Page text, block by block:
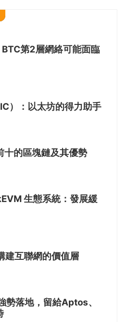
第2層網絡可能面臨
）：以太坊的得力助手
的區塊鏈及其優勢
生態系統：發展緩
建互聯網的價值層
勢落地，留給Aptos、